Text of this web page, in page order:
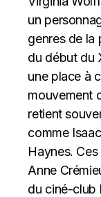
un
genres de la
du début du
une place à
mouvement
retient
comme
Haynes.
Anne
du ciné-club